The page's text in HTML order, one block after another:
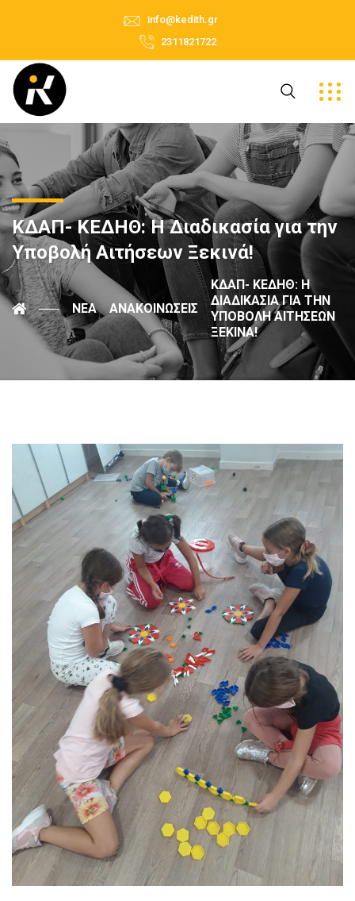
info@kedith.gr
2311821722
ΚΔΑΠ- ΚΕΔΗΘ: Η Διαδικασία για την
Υποβολή Αιτήσεων Ξεκινά!
ΝΈΑ ΑΝΑΚΟΙΝΏΣΕΙΣ
ΚΔΑΠ- ΚΕΔΗΘ: Η
ΔΙΑΔΙΚΑΣΊΑ ΓΙΑ ΤΗΝ
ΥΠΟΒΟΛΉ ΑΙΤΉΣΕΩΝ
ΞΕΚΙΝΆ!